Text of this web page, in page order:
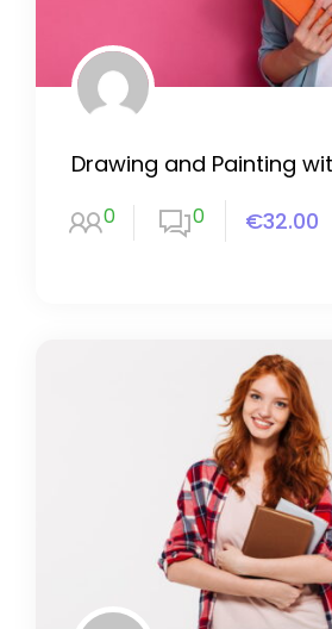
Drawing and Painting
0 0 €32.00